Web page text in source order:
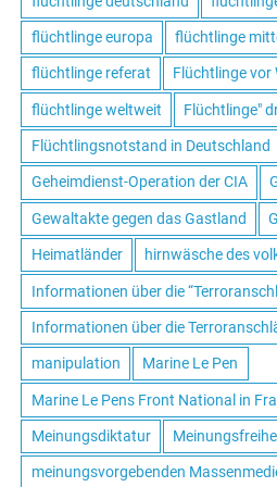
flüchtlinge europa flüchtlinge
flüchtlinge referat Flüchtlinge vor
flüchtlinge weltweit Flüchtlinge"
Flüchtlingsnotstand in Deutschland
Geheimdienst-Operation der CIA
Gewaltakte gegen das Gastland
Heimatländer hirnwäsche des
Informationen über die
Informationen über die
manipulation Marine Le Pen
Marine Le Pens Front National in
Meinungsdiktatur
meinungsvorgebenden